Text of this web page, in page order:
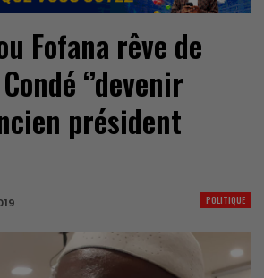
Fofana rêve de
‘’devenir
président
POLITIQUE